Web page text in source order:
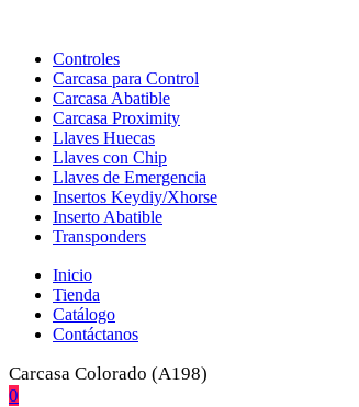
Controles
Carcasa para Control
Carcasa Abatible
Carcasa Proximity
Llaves Huecas
Llaves con Chip
Llaves de Emergencia
Insertos Keydiy/Xhorse
Inserto Abatible
Transponders
Inicio
Tienda
Catálogo
Contáctanos
Carcasa Colorado (A198)
0